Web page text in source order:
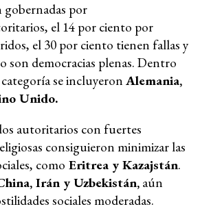
por
el 14 por ciento por
el 30 por ciento tienen fallas y
son democracias plenas. Dentro
se incluyeron Alemania,
Unido.
autoritarios con fuertes
consiguieron minimizar las
como Eritrea y Kazajstán.
Irán y Uzbekistán,aún
sociales moderadas.